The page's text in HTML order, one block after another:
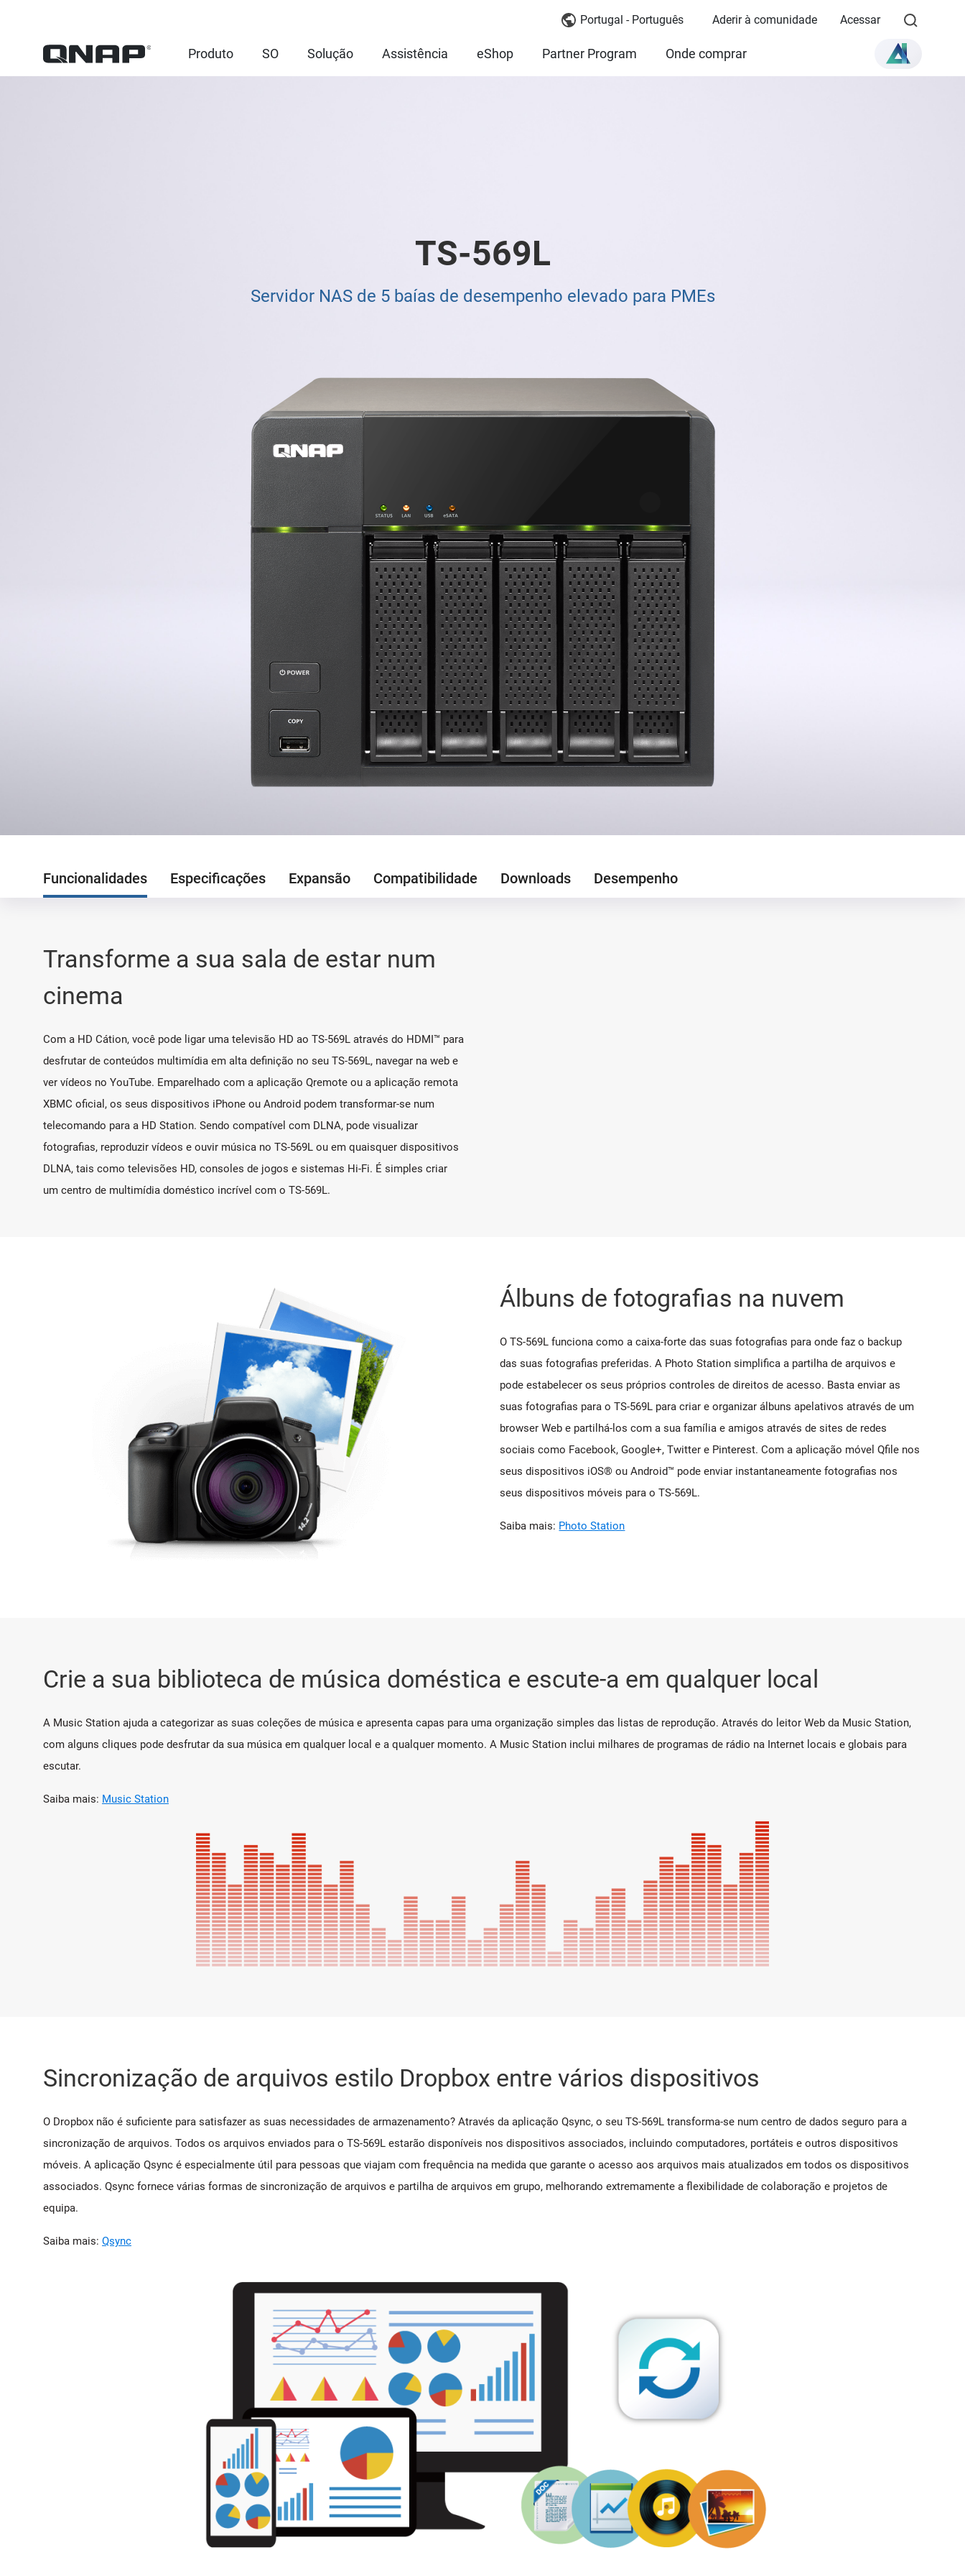
Portugal - Português Aderir à comunidade Acessar
Produto SO Solução Assistência eShop Partner Program Onde comprar
TS-569L
Servidor NAS de 5 baías de desempenho elevado para PMEs
Funcionalidades Especificações Expansão Compatibilidade Downloads Desempenho
Transforme a sua sala de estar num
cinema
Com a HD Cátion, você pode ligar uma televisão HD ao TS-569L através do HDMI™ para
desfrutar de conteúdos multimídia em alta definição no seu TS-569L, navegar na web e
ver vídeos no YouTube. Emparelhado com a aplicação Qremote ou a aplicação remota
XBMC oficial, os seus dispositivos iPhone ou Android podem transformar-se num
telecomando para a HD Station. Sendo compatível com DLNA, pode visualizar
fotografias, reproduzir vídeos e ouvir música no TS-569L ou em quaisquer dispositivos
DLNA, tais como televisões HD, consoles de jogos e sistemas Hi-Fi. É simples criar
um centro de multimídia doméstico incrível com o TS-569L.
Álbuns de fotografias na nuvem
O TS-569L funciona como a caixa-forte das suas fotografias para onde faz o backup
das suas fotografias preferidas. A Photo Station simplifica a partilha de arquivos e
pode estabelecer os seus próprios controles de direitos de acesso. Basta enviar as
suas fotografias para o TS-569L para criar e organizar álbuns apelativos através de um
browser Web e partilhá-los com a sua família e amigos através de sites de redes
sociais como Facebook, Google+, Twitter e Pinterest. Com a aplicação móvel Qfile nos
seus dispositivos iOS® ou Android™ pode enviar instantaneamente fotografias nos
seus dispositivos móveis para o TS-569L.
Saiba mais: Photo Station
Crie a sua biblioteca de música doméstica e escute-a em qualquer local
A Music Station ajuda a categorizar as suas coleções de música e apresenta capas para uma organização simples das listas de reprodução. Através do leitor Web da Music Station,
com alguns cliques pode desfrutar da sua música em qualquer local e a qualquer momento. A Music Station inclui milhares de programas de rádio na Internet locais e globais para
escutar.
Saiba mais: Music Station
Sincronização de arquivos estilo Dropbox entre vários dispositivos
O Dropbox não é suficiente para satisfazer as suas necessidades de armazenamento? Através da aplicação Qsync, o seu TS-569L transforma-se num centro de dados seguro para a
sincronização de arquivos. Todos os arquivos enviados para o TS-569L estarão disponíveis nos dispositivos associados, incluindo computadores, portáteis e outros dispositivos
móveis. A aplicação Qsync é especialmente útil para pessoas que viajam com frequência na medida que garante o acesso aos arquivos mais atualizados em todos os dispositivos
associados. Qsync fornece várias formas de sincronização de arquivos e partilha de arquivos em grupo, melhorando extremamente a flexibilidade de colaboração e projetos de
equipa.
Saiba mais: Qsync